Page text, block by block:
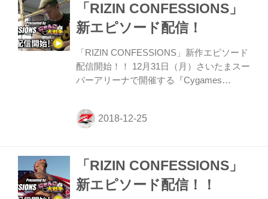
れた『Cygames presents RIZIN.14』と
『Cygames presents RIZIN 平成最後のや
れんのか！』の舞台裏に密着。出場した選
手たちを追いかける。 浜崎朱加vs浅倉カン
ナのRIZIN女子スーパーアトム級タイトル
マッチを振り返る。浜崎の強さに浅...
「RIZIN CONFESSIONS」
新エピソード配信！
「RIZIN CONFESSIONS」新作エピソード
配信開始！！ 12月31日（月）さいたまスー
パーアリーナで開催する『Cygames
配信。フロイド・メイウェザーと試合を行
う那須川天心のアメリカ武者修行に密着！
住でRIZIN初参戦の佐々木憂流迦が登場。
彼が望む対戦相手とは⁉ さらに那須川天心
のアメリカで行われた公開練習、フロイ
「RIZIN CONFESSIONS」
新エピソード配信！！